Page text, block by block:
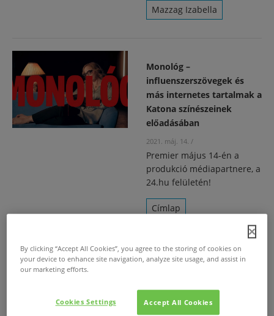
Mazzag Izabella
Monológ –
influenszerszövegek és
más internetes tartalmak a
Katona színészeinek
előadásában
2021. máj. 14. /
Premier május 14-én a
produkció médiapartnere, a
24.hu felületén!
Címlap
Compact TV
Borbély Alexandra
By clicking “Accept All Cookies”, you agree to the storing of cookies on
your device to enhance site navigation, analyze site usage, and assist in
our marketing efforts.
Accept All Cookies
Cookies Settings